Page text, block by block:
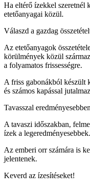
Ha eltérő ízekkel szeretnél
etetőanyagai közül.
Válaszd a gazdag
Az etetőanyagok
körülmények közül
a folyamatos frissességre.
A friss gabonákból készült
és számos kapással
Tavasszal
A tavaszi időszakban,
ízek a legeredményesebbek.
Az emberi orr számára is
jelentenek.
Keverd az ízesítéseket!